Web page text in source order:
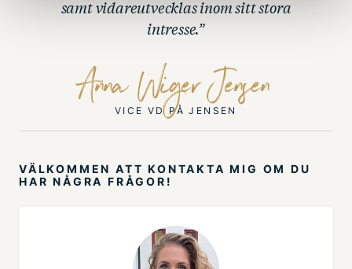
samt vidareutvecklas inom sitt stora
intresse.”
Anna Wiger Jensen
VICE VD PÅ JENSEN
VÄLKOMMEN ATT KONTAKTA MIG OM DU
HAR NÅGRA FRÅGOR!